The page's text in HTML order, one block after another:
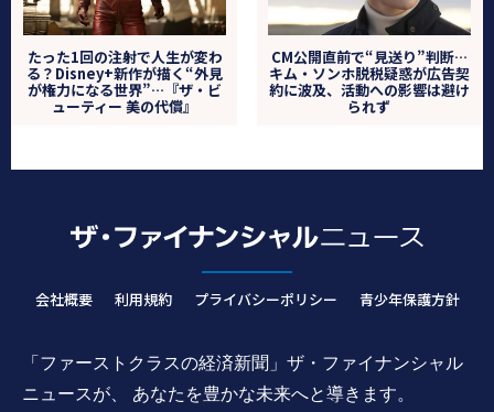
たった1回の注射で人生が変わ
る？Disney+新作が描く“外見
が権力になる世界”…『ザ・ビ
ューティー 美の代償』
CM公開直前で“見送り”判断…
キム・ソンホ脱税疑惑が広告契
約に波及、活動への影響は避け
られず
会社概要 利用規約 プライバシーポリシー 青少年保護方針
「ファーストクラスの経済新聞」ザ・ファイナンシャル
ニュースが、 あなたを豊かな未来へと導きます。